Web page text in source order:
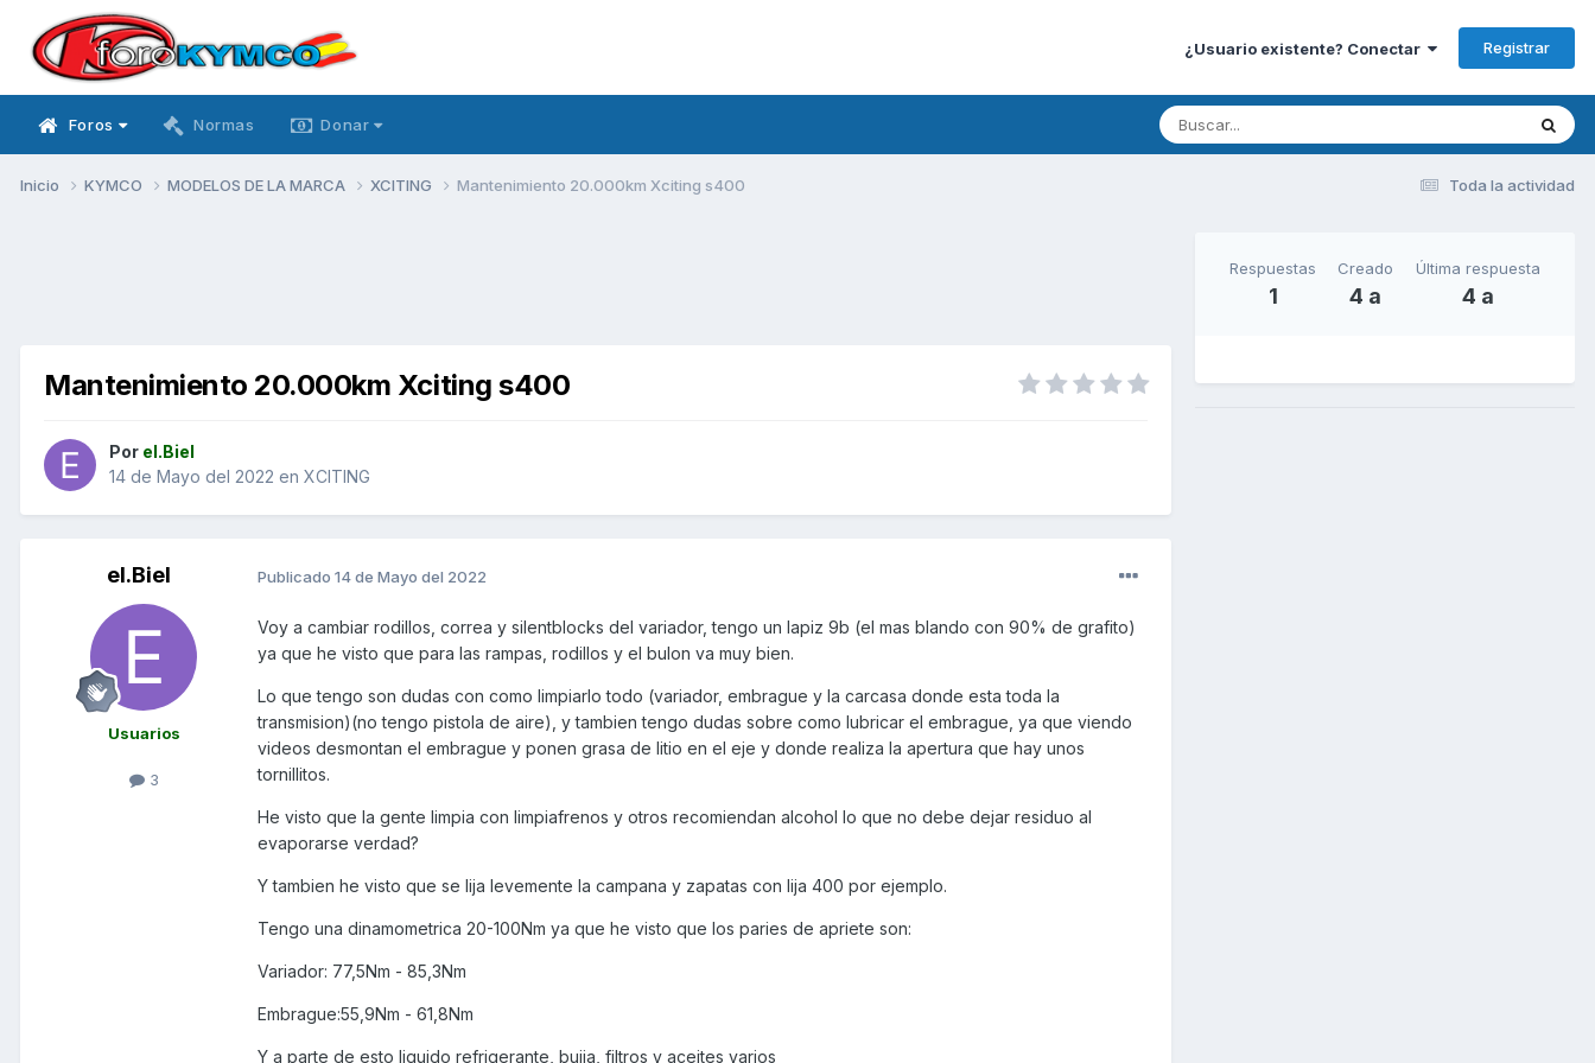
¿Usuario existente? Conectar Registrar
Foros Normas Donar
Toda la actividad
Inicio KYMCO MODELOS DE LA MARCA XCITING Mantenimiento 20.000km Xciting s400
Mantenimiento 20.000km Xciting s400
Por el.Biel
14 de Mayo del 2022 en XCITING
el.Biel
Usuarios
3
Publicado 14 de Mayo del 2022
Voy a cambiar rodillos, correa y silentblocks del variador, tengo un lapiz 9b (el mas blando con 90% de grafito)
ya que he visto que para las rampas, rodillos y el bulon va muy bien.
Lo que tengo son dudas con como limpiarlo todo (variador, embrague y la carcasa donde esta toda la
transmision)(no tengo pistola de aire), y tambien tengo dudas sobre como lubricar el embrague, ya que viendo
videos desmontan el embrague y ponen grasa de litio en el eje y donde realiza la apertura que hay unos
tornillitos.
He visto que la gente limpia con limpiafrenos y otros recomiendan alcohol lo que no debe dejar residuo al
evaporarse verdad?
Y tambien he visto que se lija levemente la campana y zapatas con lija 400 por ejemplo.
Tengo una dinamometrica 20-100Nm ya que he visto que los paries de apriete son:
Variador: 77,5Nm - 85,3Nm
Embrague:55,9Nm - 61,8Nm
Y a parte de esto liquido refrigerante, bujia, filtros y aceites varios
Respuestas
1
Creado
4 a
Última respuesta
4 a